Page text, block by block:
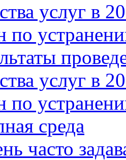
услуг в
по
услуг в
по
среда
часто